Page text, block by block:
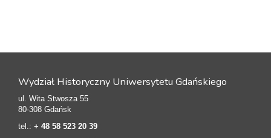
Wydział Historyczny Uniwersytetu Gdańskiego
ul. Wita Stwosza 55
80-308 Gdańsk
tel.: + 48 58 523 20 39